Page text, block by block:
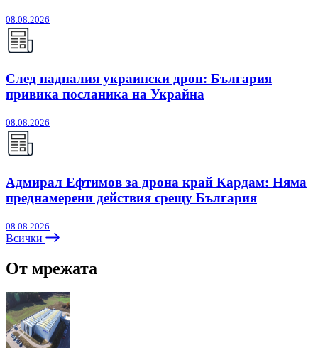
08.08.2026
След падналия украински дрон: България
привика посланика на Украйна
08.08.2026
Адмирал Ефтимов за дрона край Кардам: Няма
преднамерени действия срещу България
08.08.2026
Всички
От мрежата